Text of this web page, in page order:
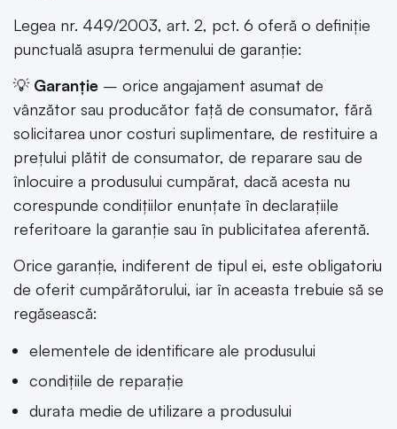
Legea nr. 449/2003, art. 2, pct. 6 oferă o definiție
punctuală asupra termenului de garanție:
💡 Garanție – orice angajament asumat de
vânzător sau producător față de consumator, fără
solicitarea unor costuri suplimentare, de restituire a
prețului plătit de consumator, de reparare sau de
înlocuire a produsului cumpărat, dacă acesta nu
corespunde condițiilor enunțate în declarațiile
referitoare la garanție sau în publicitatea aferentă.
Orice garanție, indiferent de tipul ei, este obligatoriu
de oferit cumpărătorului, iar în aceasta trebuie să se
regăsească:
elementele de identificare ale produsului
condițiile de reparație
durata medie de utilizare a produsului